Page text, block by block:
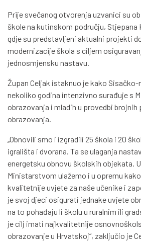
Prije svečanog otvorenja uzvanici su
škole na kutinskom području, Stjepana
gdje su predstavljeni aktualni projekti
modernizacije škola s ciljem
jednosmjensku nastavu.
Župan Celjak istaknuo je kako
nekoliko godina intenzivno surađuje s
obrazovanja i mladih u provedbi brojnih
obrazovanja.
„Obnovili smo i izgradili 25 škola i 20
igrališta i dvorana. Ta se ulaganja
energetsku obnovu školskih objekata.
Ministarstvom ulažemo i u opremu
kvalitetnije uvjete za naše učenike i
je svoj djeci osigurati jednake uvjete
na to pohađaju li školu u ruralnim ili
je cilj imati najkvalitetnije
obrazovanje u Hrvatskoj“, zaključio je